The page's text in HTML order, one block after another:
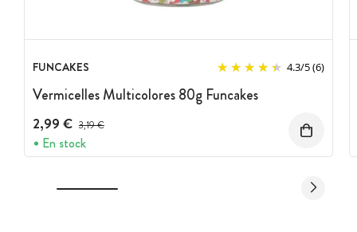
FUNCAKES 4.3/5(6)
Vermicelles Multicolores 80g Funcakes
2,99 € Prix avant réduction :
3,19 €
En stock